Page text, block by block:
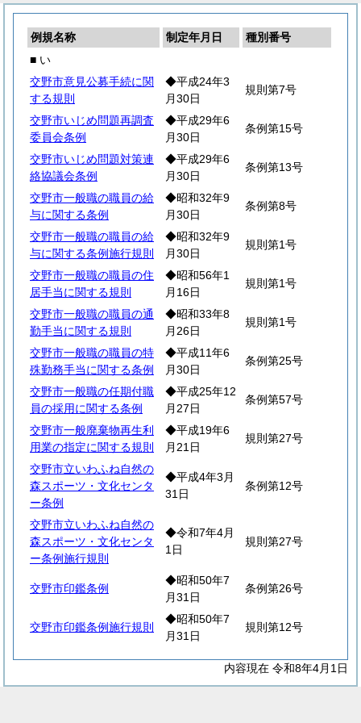
例規名称 制定年月日
種別番号
■ い
交野市意見公募手続に関
する規則
◆平成24年3
月30日
規則第7号
交野市いじめ問題再調査
委員会条例
◆平成29年6
月30日
条例第15号
交野市いじめ問題対策連
絡協議会条例
◆平成29年6
月30日
条例第13号
交野市一般職の職員の給
与に関する条例
◆昭和32年9
月30日
条例第8号
交野市一般職の職員の給
与に関する条例施行規則
◆昭和32年9
月30日
規則第1号
交野市一般職の職員の住
居手当に関する規則
◆昭和56年1
月16日
規則第1号
交野市一般職の職員の通
勤手当に関する規則
◆昭和33年8
月26日
規則第1号
交野市一般職の職員の特
殊勤務手当に関する条例
◆平成11年6
月30日
条例第25号
交野市一般職の任期付職
員の採用に関する条例
◆平成25年12
月27日
条例第57号
交野市一般廃棄物再生利
用業の指定に関する規則
◆平成19年6
月21日
規則第27号
交野市立いわふね自然の
森スポーツ・文化センタ
ー条例
◆平成4年3月
31日
条例第12号
交野市立いわふね自然の
森スポーツ・文化センタ
ー条例施行規則
◆令和7年4月
1日
規則第27号
交野市印鑑条例
◆昭和50年7
月31日
条例第26号
交野市印鑑条例施行規則
◆昭和50年7
月31日
規則第12号
内容現在 令和8年4月1日